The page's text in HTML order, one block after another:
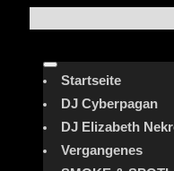
Startseite
DJ Cyberpagan
DJ Elizabeth
Vergangenes